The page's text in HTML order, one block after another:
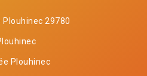
29780
Plouhinec